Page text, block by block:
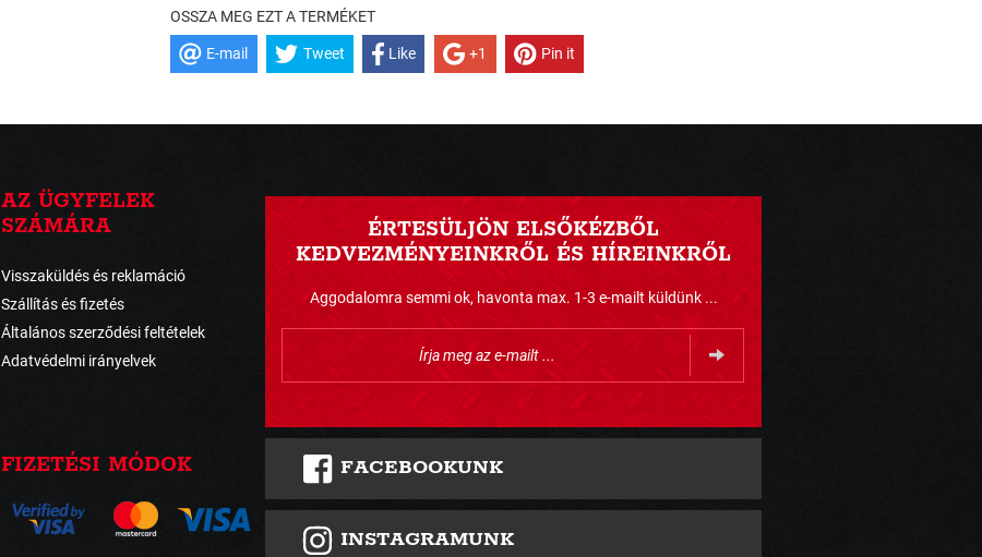
OSSZA MEG EZT A TERMÉKET
E-mail Tweet Like +1 Pin it
AZ ÜGYFELEK
SZÁMÁRA
Visszaküldés és reklamáció
Szállítás és fizetés
Általános szerződési feltételek
Adatvédelmi irányelvek
FIZETÉSI MÓDOK
ÉRTESÜLJÖN ELSŐKÉZBŐL
KEDVEZMÉNYEINKRŐL ÉS HÍREINKRŐL
Aggodalomra semmi ok, havonta max. 1-3 e-mailt küldünk ...
FACEBOOKUNK
INSTAGRAMUNK